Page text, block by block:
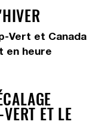
Vert et Canada
en heure
ET LE